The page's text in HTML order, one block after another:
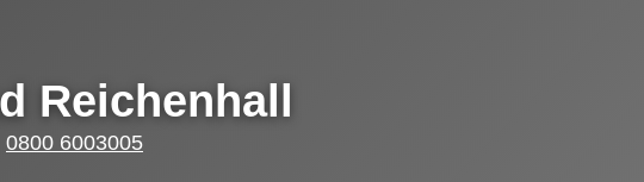
Reichenhall
0800 6003005